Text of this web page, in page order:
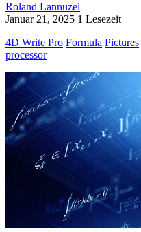
Roland Lannuzel
Januar 21, 2025 1 Lesezeit
4D Write Pro Formula Pictures
processor